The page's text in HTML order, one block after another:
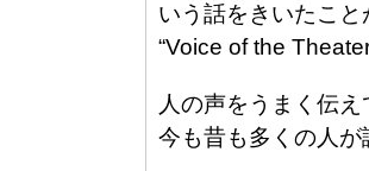
いう話をきいたこと
“Voice of the
人の声をうまく伝
今も昔も多くの人